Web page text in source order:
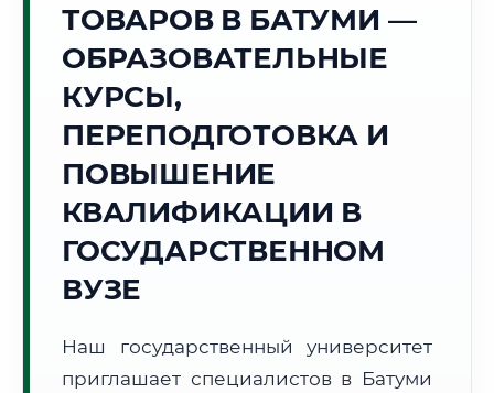
19:29:22
Погода в г. Батуми:☁️ +27°C ,Пасмурно
🌅 Восход:
📍 Региональная справка
Субъект:
Почтовые индексы:
6000–6010
Часовой пояс:
UTC+4
ТОВАРОВ В БАТУМИ —
ОБРАЗОВАТЕЛЬНЫЕ
КУРСЫ,
ПЕРЕПОДГОТОВКА И
ПОВЫШЕНИЕ
КВАЛИФИКАЦИИ В
ГОСУДАРСТВЕННОМ
ВУЗЕ
Наш государственный университет
приглашает специалистов в Батуми